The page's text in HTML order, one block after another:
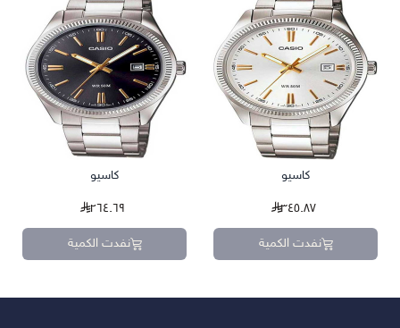
كاسيو
٣٤٥.٨٧
نفدت الكمية
كاسيو
٢٦٤.٦٩
نفدت الكمية